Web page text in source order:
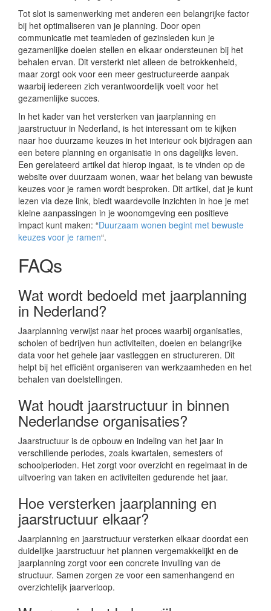
Tot slot is samenwerking met anderen een belangrijke factor
bij het optimaliseren van je planning. Door open
communicatie met teamleden of gezinsleden kun je
gezamenlijke doelen stellen en elkaar ondersteunen bij het
behalen ervan. Dit versterkt niet alleen de betrokkenheid,
maar zorgt ook voor een meer gestructureerde aanpak
waarbij iedereen zich verantwoordelijk voelt voor het
gezamenlijke succes.
In het kader van het versterken van jaarplanning en
jaarstructuur in Nederland, is het interessant om te kijken
naar hoe duurzame keuzes in het interieur ook bijdragen aan
een betere planning en organisatie in ons dagelijks leven.
Een gerelateerd artikel dat hierop ingaat, is te vinden op de
website over duurzaam wonen, waar het belang van bewuste
keuzes voor je ramen wordt besproken. Dit artikel, dat je kunt
lezen via deze link, biedt waardevolle inzichten in hoe je met
kleine aanpassingen in je woonomgeving een positieve
impact kunt maken: “Duurzaam wonen begint met bewuste
keuzes voor je ramen“.
FAQs
Wat wordt bedoeld met jaarplanning
in Nederland?
Jaarplanning verwijst naar het proces waarbij organisaties,
scholen of bedrijven hun activiteiten, doelen en belangrijke
data voor het gehele jaar vastleggen en structureren. Dit
helpt bij het efficiënt organiseren van werkzaamheden en het
behalen van doelstellingen.
Wat houdt jaarstructuur in binnen
Nederlandse organisaties?
Jaarstructuur is de opbouw en indeling van het jaar in
verschillende periodes, zoals kwartalen, semesters of
schoolperioden. Het zorgt voor overzicht en regelmaat in de
uitvoering van taken en activiteiten gedurende het jaar.
Hoe versterken jaarplanning en
jaarstructuur elkaar?
Jaarplanning en jaarstructuur versterken elkaar doordat een
duidelijke jaarstructuur het plannen vergemakkelijkt en de
jaarplanning zorgt voor een concrete invulling van de
structuur. Samen zorgen ze voor een samenhangend en
overzichtelijk jaarverloop.